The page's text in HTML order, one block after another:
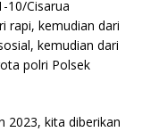
10/Cisarua
rapi, kemudian dari
kemudian dari
polri Polsek
2023, kita diberikan